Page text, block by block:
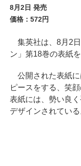
8月2日 発売
価格：572円
集英社は、8月2
ン」第18巻の表紙を
公開された表紙に
ピースをする、笑
表紙には、勢い良
デザインされている